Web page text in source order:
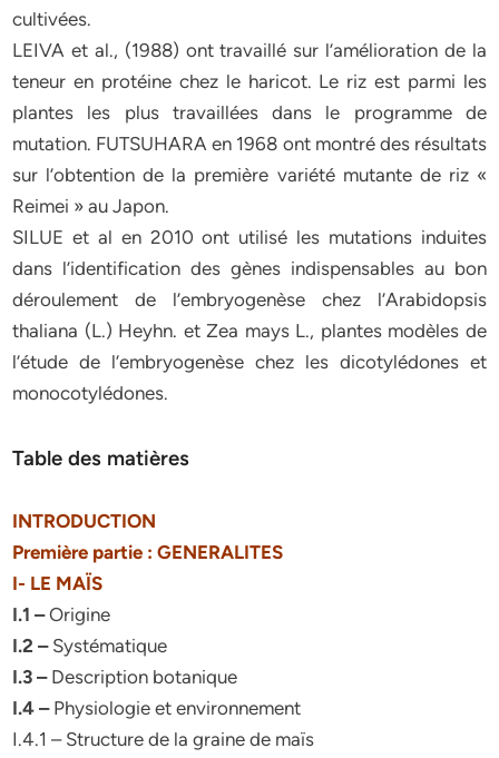
cultivées.
LEIVA et al., (1988) ont travaillé sur l’amélioration de la
teneur en protéine chez le haricot. Le riz est parmi les
plantes les plus travaillées dans le programme de
mutation. FUTSUHARA en 1968 ont montré des résultats
sur l’obtention de la première variété mutante de riz «
Reimei » au Japon.
SILUE et al en 2010 ont utilisé les mutations induites
dans l’identification des gènes indispensables au bon
déroulement de l’embryogenèse chez l’Arabidopsis
thaliana (L.) Heyhn. et Zea mays L., plantes modèles de
l’étude de l’embryogenèse chez les dicotylédones et
monocotylédones.
Table des matières
INTRODUCTION
Première partie : GENERALITES
I- LE MAÏS
I.1 –Origine
I.2 –Systématique
I.3 –Description botanique
I.4 –Physiologie et environnement
I.4.1 – Structure de la graine de maïs